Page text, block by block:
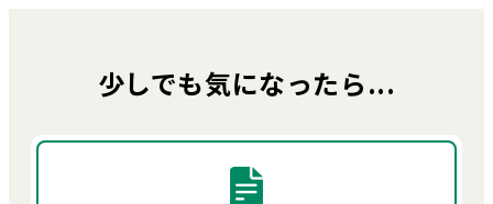
少しでも気になったら...